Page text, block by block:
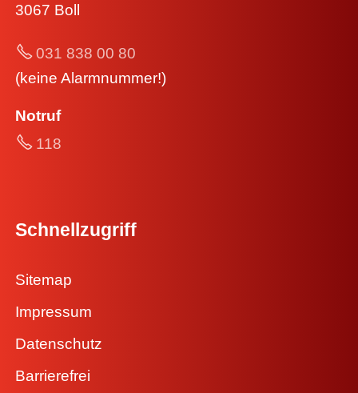
3067 Boll
031 838 00 80
(keine Alarmnummer!)
Notruf
118
Schnellzugriff
Sitemap
Impressum
Datenschutz
Barrierefrei